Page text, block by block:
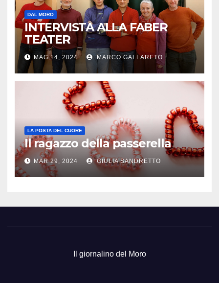
DAL MORO
INTERVISTA ALLA FABER
TEATER
MAG 14, 2024 MARCO GALLARETO
LA POSTA DEL CUORE
Il ragazzo della passerella
MAR 29, 2024 GIULIA SANDRETTO
Il giornalino del Moro